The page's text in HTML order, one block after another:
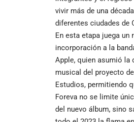
vivir más de una
diferentes ciudades de
En esta etapa juega un
incorporación a la
Apple, quien asumió la
musical del proyecto
Estudios, permitiendo
Foreva no se limite
del nuevo álbum, sino